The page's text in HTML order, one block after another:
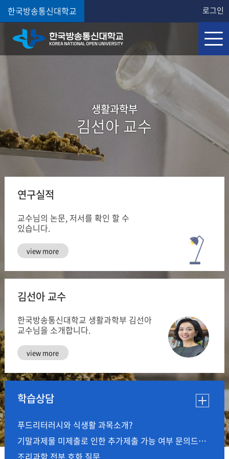
한국방송통신대학교 로그인
생활과학부
김선아 교수
연구실적
교수님의 논문, 저서를 확인 할 수
있습니다.
view more
김선아 교수
한국방송통신대학교 생활과학부 김선아
교수님을 소개합니다.
view more
푸드리터러시와 식생활 과목소개?
기말과제물 미제출로 인한 추가제출 가능 여부 문의드립니다.
조리과학 전분 호화 질문